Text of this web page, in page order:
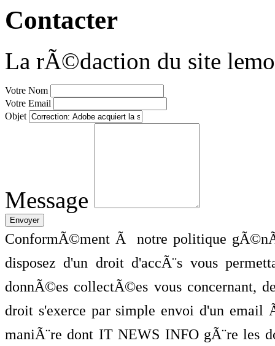
Contacter
La rÃ©daction du site
Votre Nom
Votre Email
Objet
Message
ConformÃ©ment Ã notre politique
disposez d'un droit d'accÃ¨s vous
donnÃ©es collectÃ©es vous concernant,
droit s'exerce par simple envoi d'un
maniÃ¨re dont IT NEWS INFO gÃ¨re les